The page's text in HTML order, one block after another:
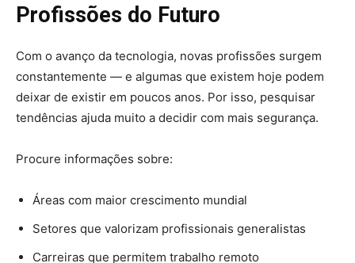
Profissões do Futuro
Com o avanço da tecnologia, novas profissões surgem
constantemente — e algumas que existem hoje podem
deixar de existir em poucos anos. Por isso, pesquisar
tendências ajuda muito a decidir com mais segurança.
Procure informações sobre:
Áreas com maior crescimento mundial
Setores que valorizam profissionais generalistas
Carreiras que permitem trabalho remoto